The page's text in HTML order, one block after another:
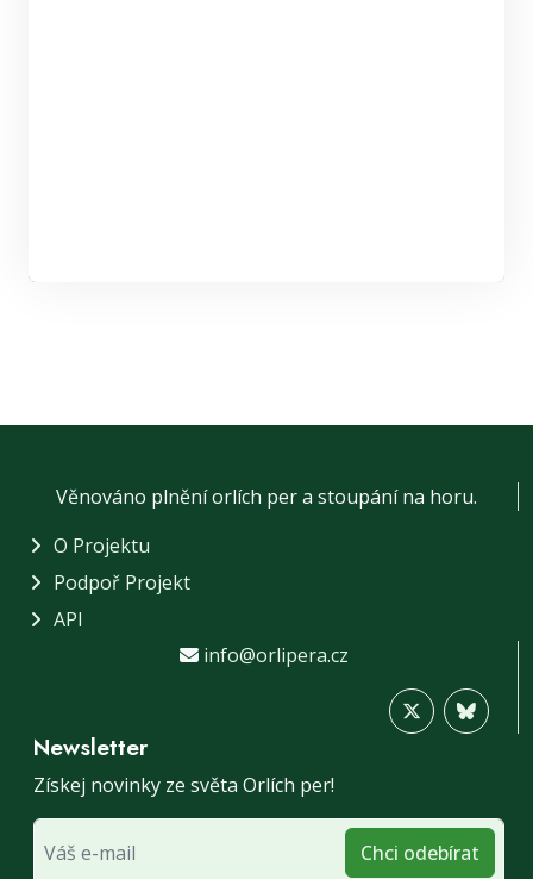
Věnováno plnění orlích per a stoupání na horu.
O Projektu
Podpoř Projekt
API
info@orlipera.cz
Newsletter
Získej novinky ze světa Orlích per!
Chci odebírat